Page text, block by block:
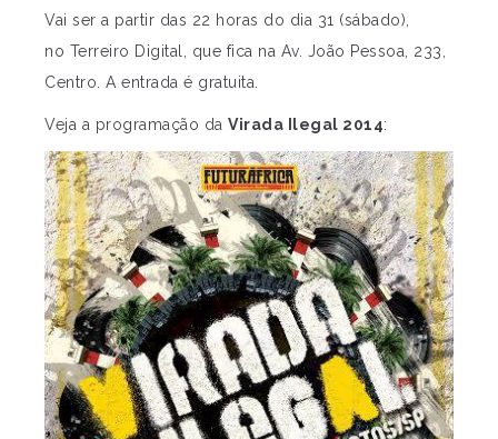
Vai ser a partir das 22 horas do dia 31 (sábado),
no Terreiro Digital, que fica na Av. João Pessoa, 233,
Centro. A entrada é gratuita.
Veja a programação da Virada Ilegal 2014: